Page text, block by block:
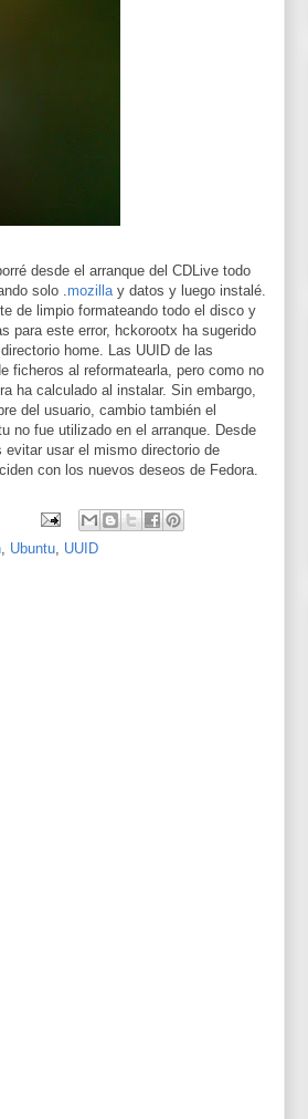
desde el arranque del CDLive todo
solo .mozillay datos y luego instalé.
de limpio formateando todo el disco y
para este error, hckorootx ha sugerido
home. Las UUID de las
ficheros al reformatearla, pero como no
ha calculado al instalar. Sin embargo,
del usuario, cambio también el
no fue utilizado en el arranque. Desde
usar el mismo directorio de
con los nuevos deseos de Fedora.
, Ubuntu, UUID